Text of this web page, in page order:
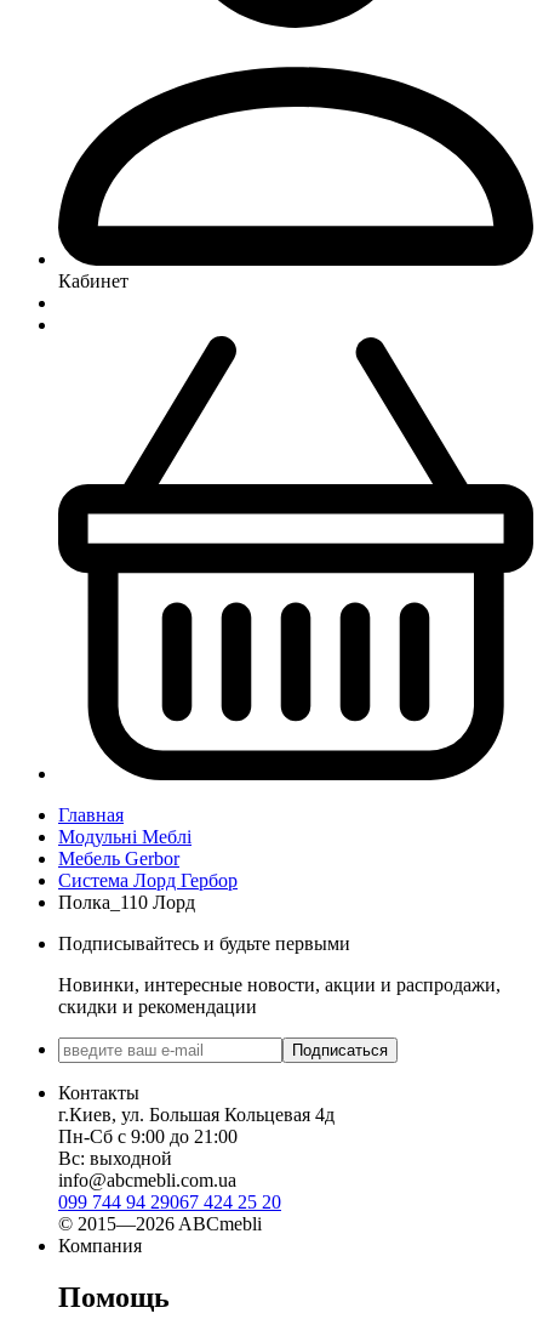
Кабинет
Главная
Модульні Меблі
Мебель Gerbor
Система Лорд Гербор
Полка_110 Лорд
Подписывайтесь и будьте первыми
Новинки, интересные новости, акции и распродажи,
скидки и рекомендации
Подписаться
Контакты
г.Киев, ул. Большая Кольцевая 4д
Пн-Сб с 9:00 до 21:00
Вс: выходной
info@abcmebli.com.ua
099 744 94 29067 424 25 20
© 2015—2026 ABCmebli
Компания
Помощь